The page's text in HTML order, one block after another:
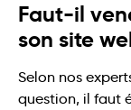
Faut-il
son site
Selon nos
question, il faut